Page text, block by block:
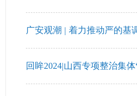
广安观潮 | 着力推动严的基
回眸2024|山西专项整治集